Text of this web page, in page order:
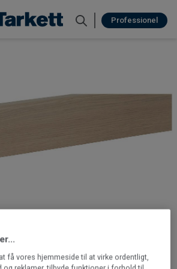
Professionel
få vores hjemmeside til at virke ordentligt,